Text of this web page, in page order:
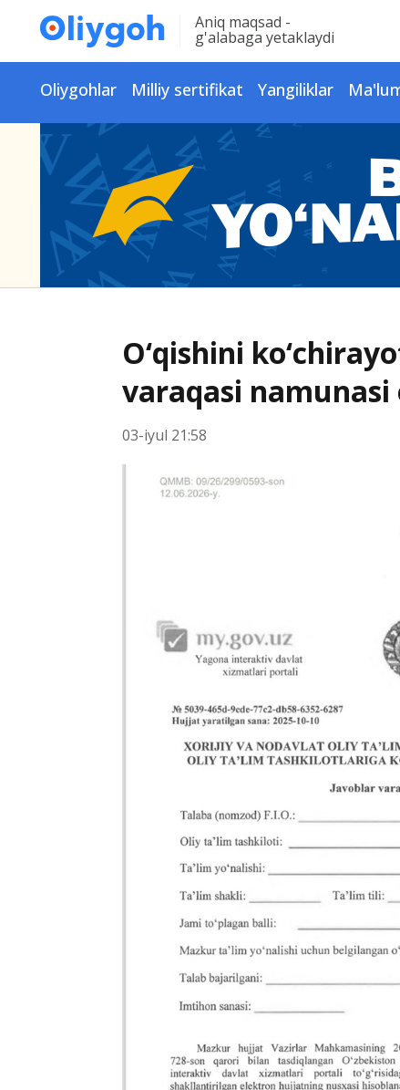
Aniq maqsad -
g'alabaga yetaklaydi
Oliygohlar Milliy sertifikat Yangiliklar
O‘qishini
varaqasi namunasi
03-iyul 21:58